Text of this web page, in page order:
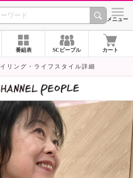
CHANNEL シメニュー
番組表 SCピープル カート
リング・ライフスタイル詳細